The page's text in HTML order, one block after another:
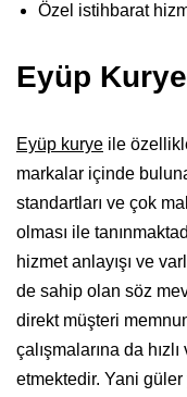
Özel istihbarat
Eyüp Kurye
Eyüp kurye ile
markalar içinde
standartları ve çok
olması ile
hizmet anlayışı ve
de sahip olan söz
direkt müşteri
çalışmalarına da
etmektedir. Yani